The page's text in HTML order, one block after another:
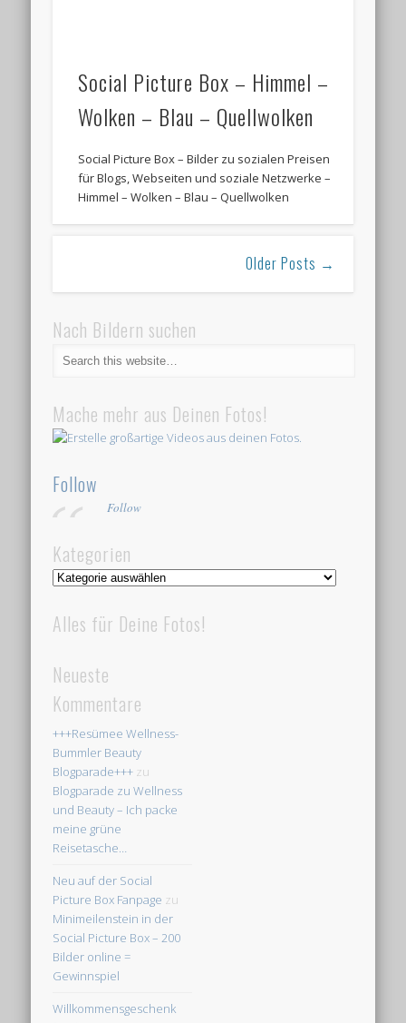
Nach Bildern suchen
Kategorien
Alles für Deine Fotos!
Neueste
Kommentare
Bummler Beauty
Blogparade+++zu
Blogparade zu Wellness
meine grüne
Neu auf der Social
Picture Box Fanpage
Social Picture Box – 200
Bilder online =
Gewinnspiel
Willkommensgeschenk
für die ersten 200
Facebook-Fans der Social
für Gewinnspiele,
Verlosungen und
Facebook-Apps (nicht
nur) für den
fanpageGENERATOR
neue Jahr und die guten